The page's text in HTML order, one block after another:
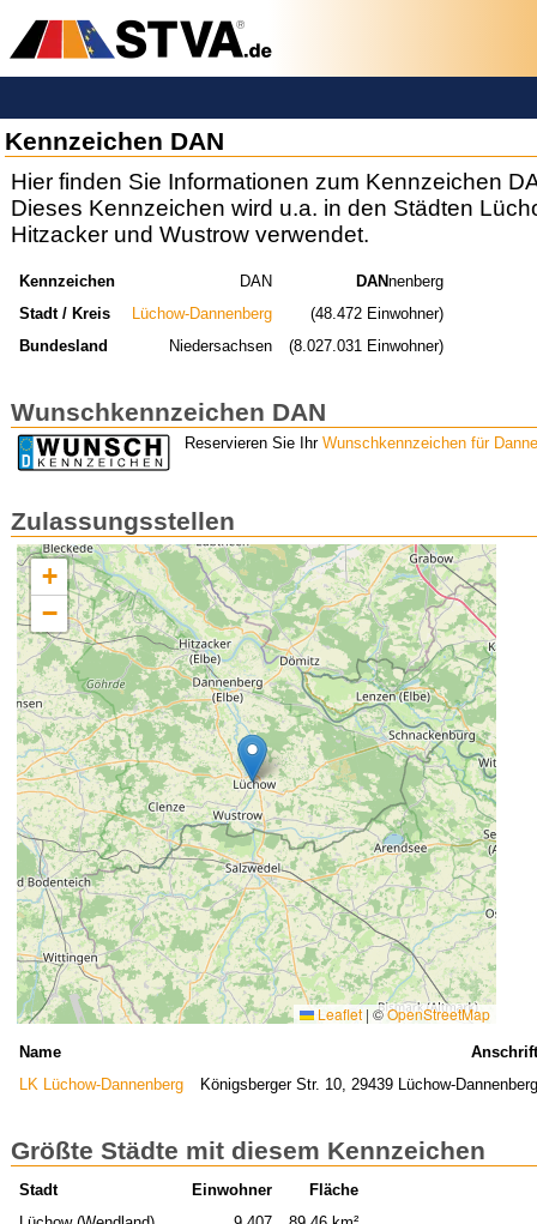
Kennzeichen DAN
Hier finden Sie Informationen zum Kennzeichen
Dieses Kennzeichen wird u.a. in den Städten
Hitzacker und Wustrow verwendet.
Kennzeichen DAN DANnenberg
Stadt / Kreis
Lüchow-Dannenberg
(48.472 Einwohner)
Bundesland
Niedersachsen (8.027.031 Einwohner)
Wunschkennzeichen DAN
Reservieren Sie Ihr Wunschkennzeichen für
Zulassungsstellen
+
−
Leaflet | ©OpenStreetMap
Name
LK Lüchow-Dannenberg
Königsberger Str. 10, 29439 Lüchow-
Größte Städte mit diesem Kennzeichen
Stadt Einwohner
Fläche